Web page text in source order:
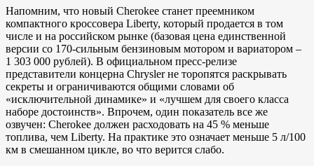
Напомним, что новый Cherokee станет преемником
компактного кроссовера Liberty, который продается в том
числе и на российском рынке (базовая цена единственной
версии со 170-сильным бензиновым мотором и вариатором –
1 303 000 рублей). В официальном пресс-релизе
представители концерна Chrysler не торопятся раскрывать
секреты и ограничиваются общими словами об
«исключительной динамике» и «лучшем для своего класса
наборе достоинств». Впрочем, один показатель все же
озвучен: Cherokee должен расходовать на 45 % меньше
топлива, чем Liberty. На практике это означает меньше 5 л/100
км в смешанном цикле, во что верится слабо.